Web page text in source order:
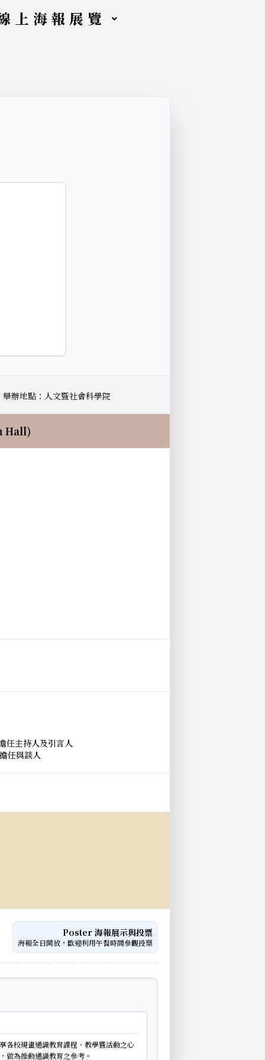
上海報展覽
舉辦地點：人文暨社會科學院
Hall)
任主持人及引言人
任與談人
Poster 海報展示與投票
海報全日開放，歡迎利用午餐時間參觀投票
各校規畫通識教育課程、教學暨活動之心
做為推動通識教育之參考。